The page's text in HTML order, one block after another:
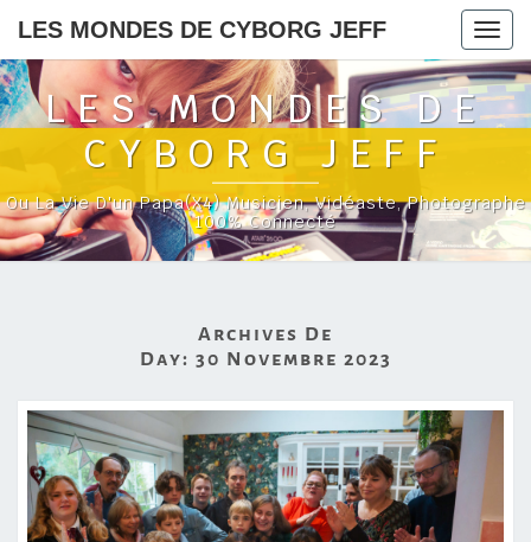
LES MONDES DE CYBORG JEFF
LES MONDES DE
CYBORG JEFF
Ou La Vie D'un Papa(x4) Musicien, Vidéaste, Photographe
100% Connecté
Archives De
Day: 30 Novembre 2023